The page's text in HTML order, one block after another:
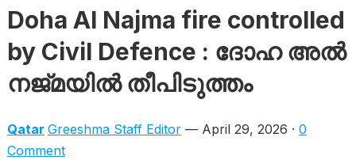
Doha Al Najma fire controlled
by Civil Defence : ദോഹ അൽ
നജ്മയിൽ തീപിടുത്തം
Qatar Greeshma Staff Editor— April 29, 2026 · 0
Comment